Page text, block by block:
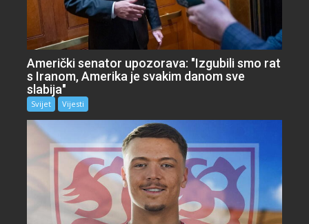
Američki senator upozorava: "Izgubili smo rat
s Iranom, Amerika je svakim danom sve
slabija"
Svijet Vijesti